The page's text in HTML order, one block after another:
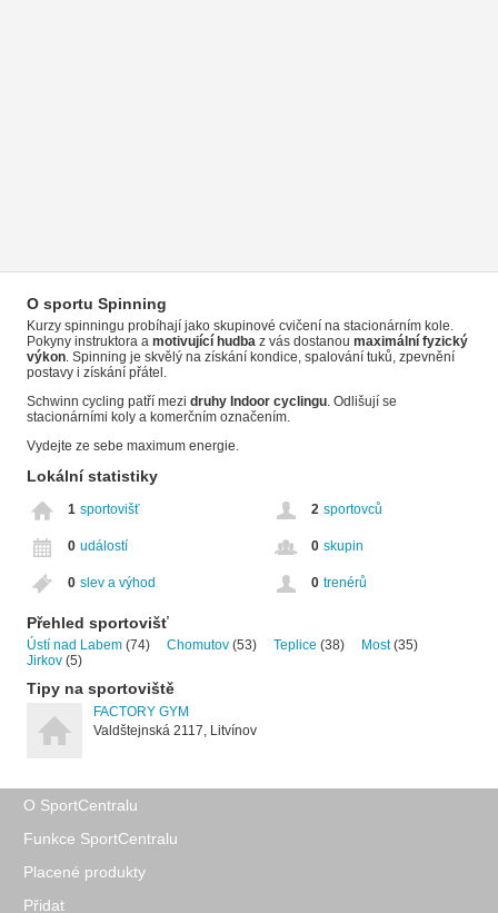
O sportu Spinning
Kurzy spinningu probíhají jako skupinové cvičení na stacionárním kole.
Pokyny instruktora a motivující hudba z vás dostanou maximální fyzický
výkon . Spinning je skvělý na získání kondice, spalování tuků, zpevnění
postavy i získání přátel.
Schwinn cycling patří mezi druhy Indoor cyclingu . Odlišují se
stacionárními koly a komerčním označením.
Vydejte ze sebe maximum energie.
Lokální statistiky
1 sportovišť 2 sportovců
0 událostí 0 skupin
0 slev a výhod 0 trenérů
Přehled sportovišť
Ústí nad Labem (74) Chomutov (53) Teplice (38) Most (35)
Jirkov (5)
Tipy na sportoviště
FACTORY GYM
Valdštejnská 2117, Litvínov
O SportCentralu
Funkce SportCentralu
Placené produkty
Přidat